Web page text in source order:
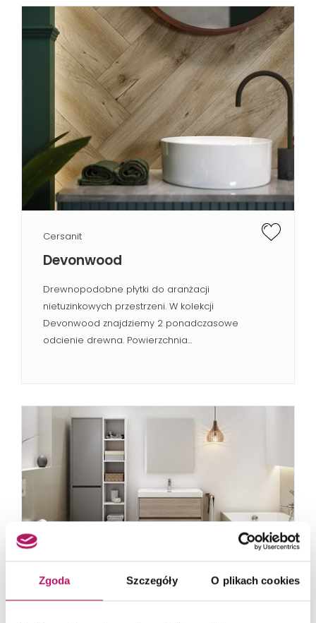
Zgoda Szczegóły O plikach cookies
Cersanit
Devonwood
Drewnopodobne płytki do aranżacji
nietuzinkowych przestrzeni. W kolekcji
Devonwood znajdziemy 2 ponadczasowe
odcienie drewna. Powierzchnia...